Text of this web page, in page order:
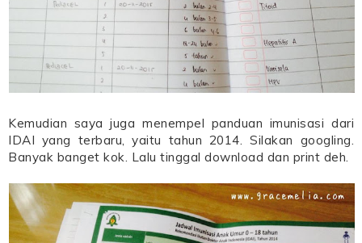
Kemudian saya juga menempel panduan imunisasi dari
IDAI yang terbaru, yaitu tahun 2014. Silakan googling.
Banyak banget kok. Lalu tinggal download dan print deh.